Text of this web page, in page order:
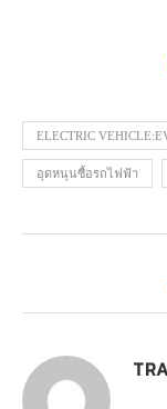
ELECTRIC
อุดหนุนซื้อรถไฟฟ้า